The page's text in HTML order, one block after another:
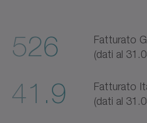
526
Fatturato
(dati al
41.9
Fatturato
(dati al